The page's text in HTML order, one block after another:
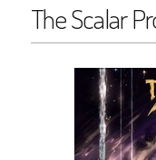
The Scalar